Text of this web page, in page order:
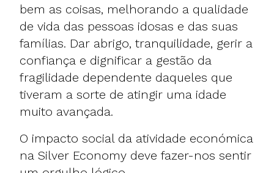
bem as coisas, melhorando a qualidade
de vida das pessoas idosas e das suas
famílias. Dar abrigo, tranquilidade, gerir a
confiança e dignificar a gestão da
fragilidade dependente daqueles que
tiveram a sorte de atingir uma idade
muito avançada.
O impacto social da atividade económica
na Silver Economy deve fazer-nos sentir